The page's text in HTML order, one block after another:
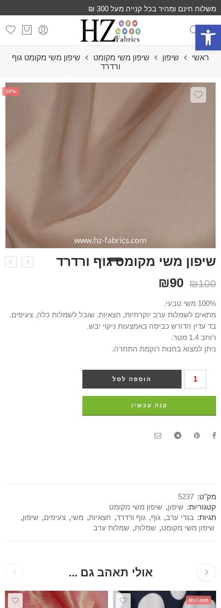
פתח סרגל נגישות
משלוח חינם ומהיר בכל קנייה מעל 300 ₪
ראשי שיפון שיפון משי מקומט
שיפון משי מקומט גוף
ורדרד
-10%
שיפון משי מקומט גוף ורדרד
₪100
₪90
100% משי טבעי.
מתאים לשמלות ערב יוקרתיות, חצאיות, שובל לשמלות כלה, צעיפים.
בד עדין הדורש כביסה באמצעות ניקוי יבש.
רוחב 1.4 מטר.
ניתן למצוא בחנות רוקמת התחרה.
הוספה לסל
קנה עכשיו
מק"ט: 5237
קטגוריות: שיפון, שיפון משי מקומט
תגיות: בגדי ערב, גוף, גוף ורדרד, חצאיות, משי, צעיפים, שיפון,
שיפון משי מקומט, שמלות, שמלות ערב
אולי תאהב גם ...
מומלצים